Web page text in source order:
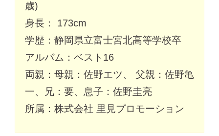
歳)
身長： 173cm
学歴：静岡県立富士宮北高等学校卒
アルバム：ベスト16
両親：母親：佐野エツ、 父親：佐野亀
一、兄：要、息子：佐野圭亮
所属：株式会社 里見プロモーション